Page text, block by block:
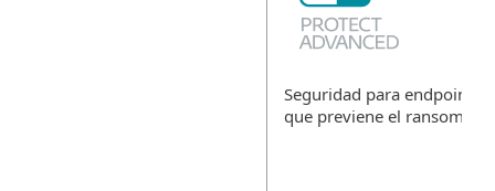
Seguridad para endpoints,
que previene el